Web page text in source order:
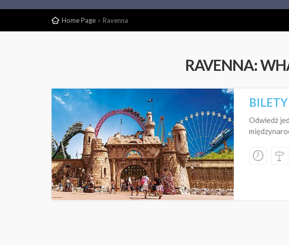
Home Page Ravenna
RAVENNA:
Odwiedź